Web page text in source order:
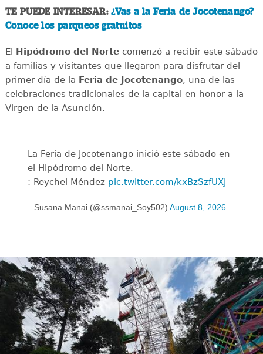
TE PUEDE INTERESAR:¿Vas a la Feria de Jocotenango?
Conoce los parqueos gratuitos
El Hipódromo del Nortecomenzó a recibir este sábado
a familias y visitantes que llegaron para disfrutar del
primer día de la Feria de Jocotenango, una de las
celebraciones tradicionales de la capital en honor a la
Virgen de la Asunción.
La Feria de Jocotenango inició este sábado en
el Hipódromo del Norte.
: Reychel Méndez pic.twitter.com/kxBzSzfUXJ
— Susana Manai (@ssmanai_Soy502) August 8, 2026